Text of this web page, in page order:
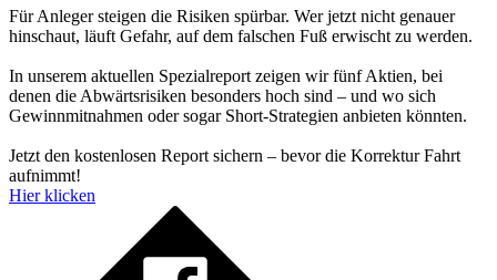
Für Anleger steigen die Risiken spürbar. Wer jetzt nicht genauer
hinschaut, läuft Gefahr, auf dem falschen Fuß erwischt zu werden.
In unserem aktuellen Spezialreport zeigen wir fünf Aktien, bei
denen die Abwärtsrisiken besonders hoch sind – und wo sich
Gewinnmitnahmen oder sogar Short-Strategien anbieten könnten.
Jetzt den kostenlosen Report sichern – bevor die Korrektur Fahrt
aufnimmt!
Hier klicken